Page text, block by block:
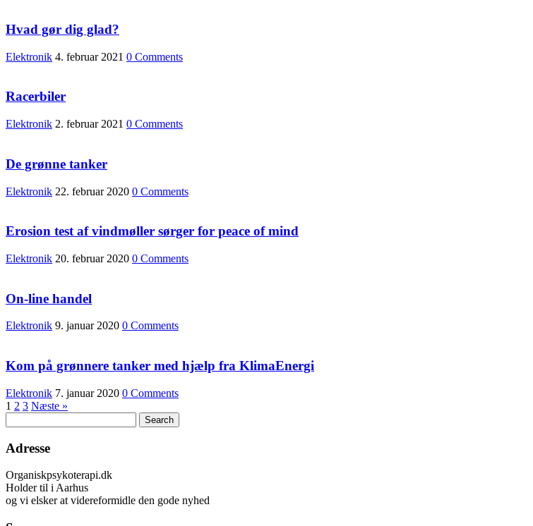
Hvad gør dig glad?
Elektronik 4. februar 2021 0 Comments
Racerbiler
Elektronik 2. februar 2021 0 Comments
De grønne tanker
Elektronik 22. februar 2020 0 Comments
Erosion test af vindmøller sørger for peace of mind
Elektronik 20. februar 2020 0 Comments
On-line handel
Elektronik 9. januar 2020 0 Comments
Kom på grønnere tanker med hjælp fra KlimaEnergi
Elektronik 7. januar 2020 0 Comments
1 2 3 Næste »
Adresse
Organiskpsykoterapi.dk
Holder til i Aarhus
og vi elsker at videreformidle den gode nyhed